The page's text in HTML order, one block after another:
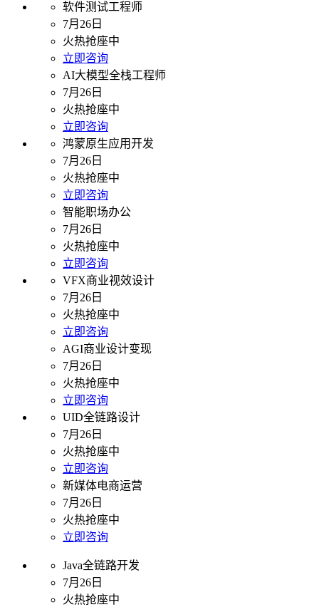
软件测试工程师
7月26日
火热抢座中
立即咨询
AI大模型全栈工程师
7月26日
火热抢座中
立即咨询
鸿蒙原生应用开发
7月26日
火热抢座中
立即咨询
智能职场办公
7月26日
火热抢座中
立即咨询
VFX商业视效设计
7月26日
火热抢座中
立即咨询
AGI商业设计变现
7月26日
火热抢座中
立即咨询
UID全链路设计
7月26日
火热抢座中
立即咨询
新媒体电商运营
7月26日
火热抢座中
立即咨询
Java全链路开发
7月26日
火热抢座中